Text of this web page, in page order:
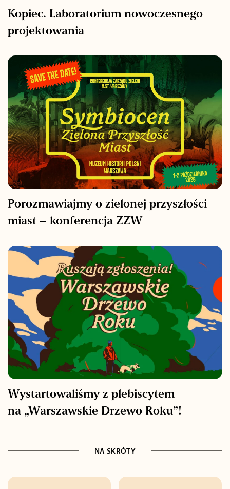
Kopiec. Laboratorium nowoczesnego
projektowania
Porozmawiajmy o zielonej przyszłości
miast – konferencja ZZW
Wystartowaliśmy z plebiscytem
na „Warszawskie Drzewo Roku”!
NA SKRÓTY